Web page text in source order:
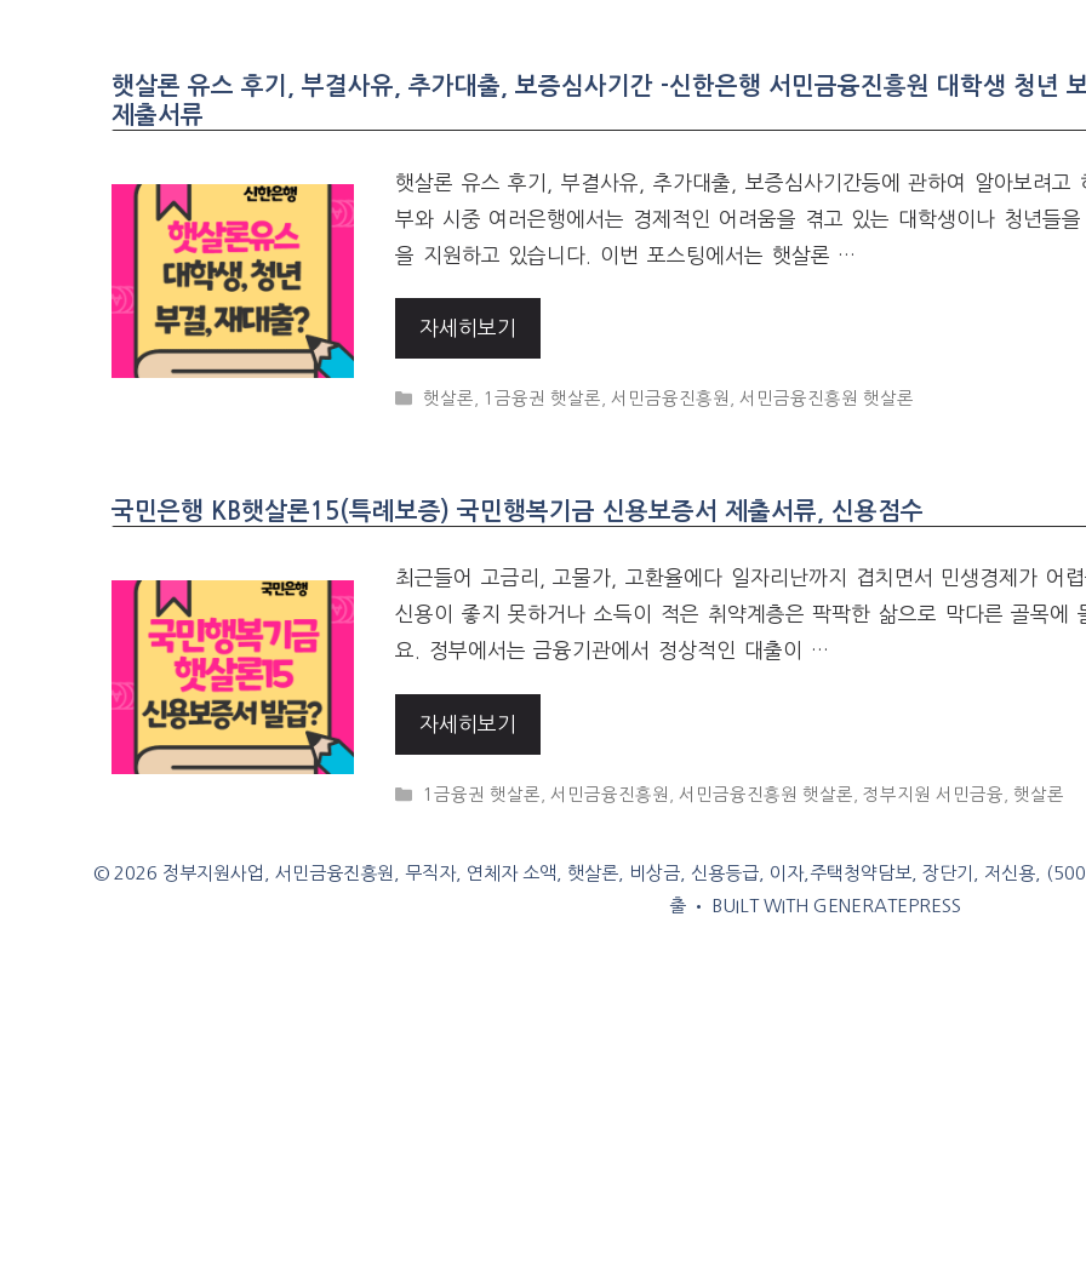
햇살론 유스 후기, 부결사유, 추가대출, 보증심사기간 -신한은행 서민금융진흥원 대학생 청년
제출서류
햇살론 유스 후기, 부결사유, 추가대출, 보증심사기간등에 관하여 알아보려고
부와 시중 여러은행에서는 경제적인 어려움을 겪고 있는 대학생이나 청년들
을 지원하고 있습니다. 이번 포스팅에서는 햇살론 …
자세히보기
CATEGORIES
햇살론 1금융권 햇살론 ,서민금융진흥원 ,서민금융진흥원 햇살론
국민은행 KB햇살론15(특례보증) 국민행복기금 신용보증서 제출서류, 신용점수
최근들어 고금리, 고물가, 고환율에다 일자리난까지 겹치면서 민생경제가 어렵
신용이 좋지 못하거나 소득이 적은 취약계층은 팍팍한 삶으로 막다른 골목에
요. 정부에서는 금융기관에서 정상적인 대출이 …
자세히보기
CATEGORIES
1금융권 햇살론 ,서민금융진흥원 ,서민금융진흥원 햇살론 ,정부지원 서민금융 햇살론
© 2026 정부지원사업, 서민금융진흥원, 무직자, 연체자 소액, 햇살론, 비상금, 신용등급, 이자,주택청약담보, 장단기, 저신용,
출• BUILT WITH GENERATEPRESS